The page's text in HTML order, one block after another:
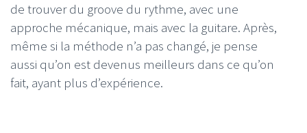
de trouver du groove du rythme, avec une
approche mécanique, mais avec la guitare. Après,
même si la méthode n’a pas changé, je pense
aussi qu’on est devenus meilleurs dans ce qu’on
fait, ayant plus d’expérience.